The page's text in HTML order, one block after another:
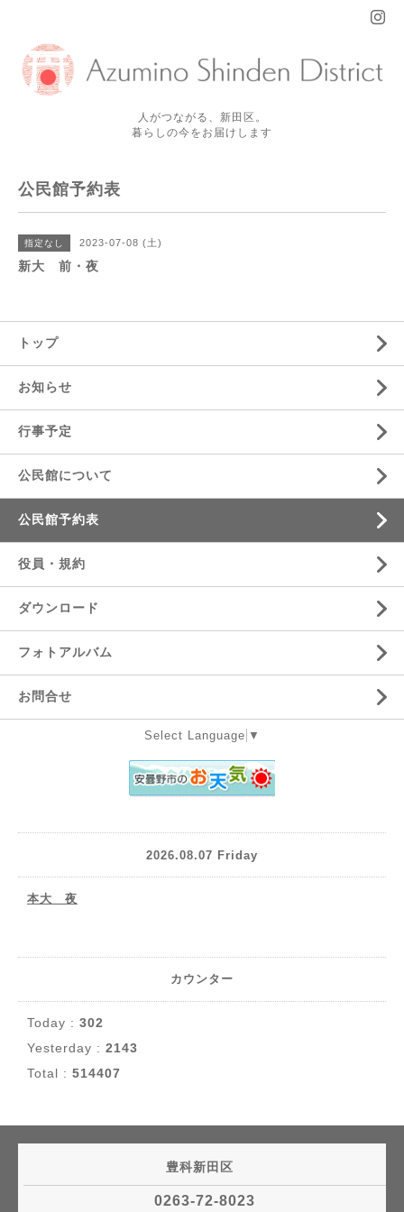
人がつながる、新田区。
暮らしの今をお届けします
公民館予約表
指定なし 2023-07-08 (土)
新大 前・夜
トップ
お知らせ
行事予定
公民館について
公民館予約表
役員・規約
ダウンロード
フォトアルバム
お問合せ
Select Language ▼
2026.08.07 Friday
本大 夜
カウンター
Today : 302
Yesterday : 2143
Total : 514407
豊科新田区
0263-72-8023